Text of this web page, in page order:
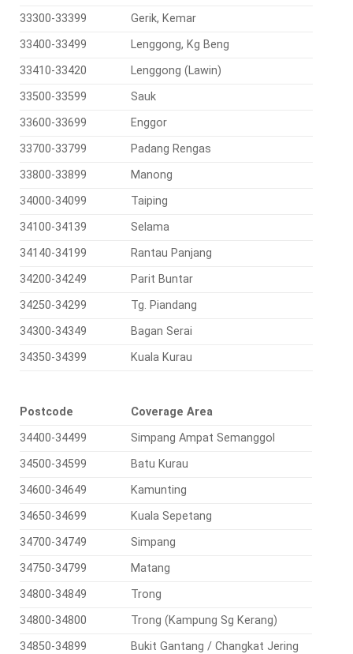
33300-33399
Gerik, Kemar
33400-33499
Lenggong, Kg Beng
33410-33420
Lenggong (Lawin)
33500-33599
Sauk
33600-33699
Enggor
33700-33799
Padang Rengas
33800-33899
Manong
34000-34099
Taiping
34100-34139
Selama
34140-34199
Rantau Panjang
34200-34249
Parit Buntar
34250-34299
Tg. Piandang
34300-34349
Bagan Serai
34350-34399
Kuala Kurau
Postcode
Coverage Area
34400-34499
Simpang Ampat Semanggol
34500-34599
Batu Kurau
34600-34649
Kamunting
34650-34699
Kuala Sepetang
34700-34749
Simpang
34750-34799
Matang
34800-34849
Trong
34800-34800
Trong (Kampung Sg Kerang)
34850-34899
Bukit Gantang / Changkat Jering